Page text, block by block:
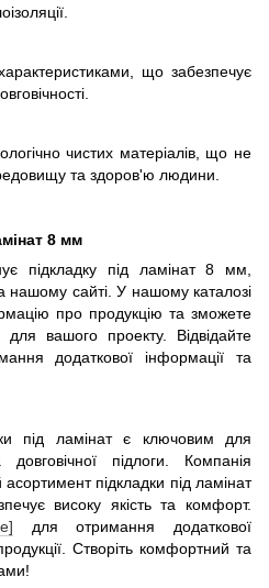
що забезпечує
чистих матеріалів, що не
та здоров'ю людини.
8 мм
підкладку під ламінат 8 мм,
нашому сайті. У нашому каталозі
про продукцію та зможете
вашого проекту. Відвідайте
додаткової інформації та
під ламінат є ключовим для
підлоги. Компанія
підкладки під ламінат
високу якість та комфорт.
для отримання додаткової
Створіть комфортний та